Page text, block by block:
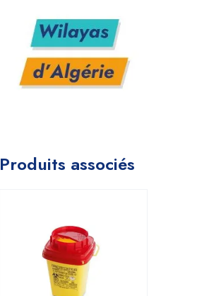
Produits associés